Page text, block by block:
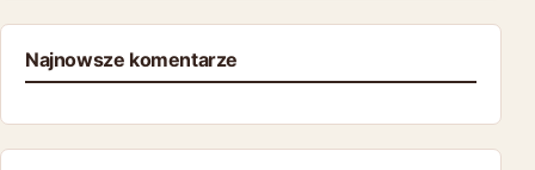
Najnowsze komentarze